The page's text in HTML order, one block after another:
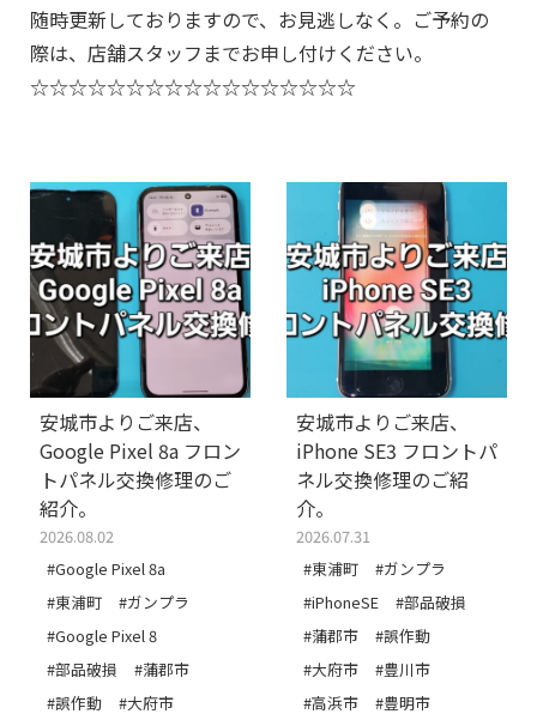
随時更新しておりますので、お見逃しなく。ご予約の
際は、店舗スタッフまでお申し付けください。
☆☆☆☆☆☆☆☆☆☆☆☆☆☆☆☆☆
安城市よりご来店、
Google Pixel 8a フロン
トパネル交換修理のご
紹介。
2026.08.02
#Google Pixel 8a
#東浦町
#ガンプラ
#Google Pixel 8
#部品破損
#蒲郡市
#誤作動
#大府市
安城市よりご来店、
iPhone SE3 フロントパ
ネル交換修理のご紹
介。
2026.07.31
#東浦町
#ガンプラ
#iPhoneSE
#部品破損
#蒲郡市
#誤作動
#大府市
#豊川市
#高浜市
#豊明市